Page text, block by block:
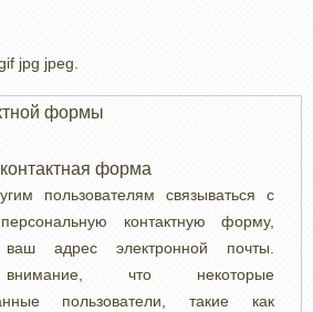
jpg jpeg.
формы
форма
пользователям связываться с
контактную форму,
адрес электронной почты.
что некоторые
пользователи, такие как